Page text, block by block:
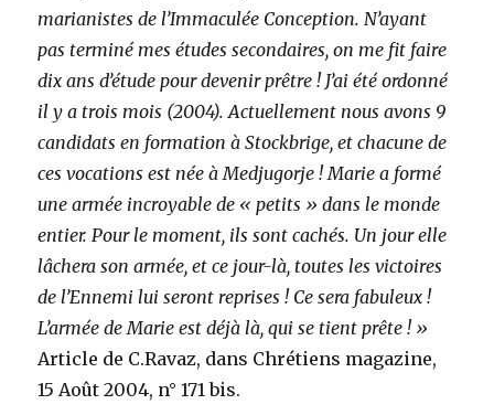
marianistes de l’Immaculée Conception. N’ayant
pas terminé mes études secondaires, on me fit faire
dix ans d’étude pour devenir prêtre ! J’ai été ordonné
il y a trois mois (2004). Actuellement nous avons 9
candidats en formation à Stockbrige, et chacune de
ces vocations est née à Medjugorje ! Marie a formé
une armée incroyable de « petits » dans le monde
entier. Pour le moment, ils sont cachés. Un jour elle
lâchera son armée, et ce jour-là, toutes les victoires
de l’Ennemi lui seront reprises ! Ce sera fabuleux !
L’armée de Marie est déjà là, qui se tient prête ! »
Article de C.Ravaz, dans Chrétiens magazine,
15 Août 2004, n° 171 bis.